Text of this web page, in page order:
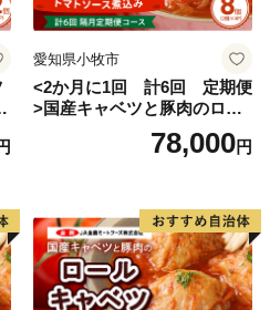
愛知県小牧市
<2か月に1回 計6回 定期便
>国産キャベツと豚肉のロー
ルキャベツ（4P入り）
78,000円